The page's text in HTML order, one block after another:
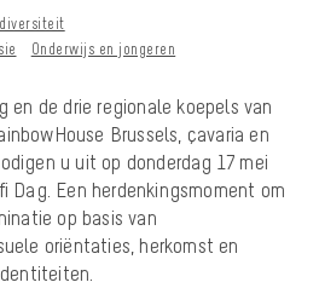
Onderwijs en jongeren
en de drie regionale koepels van
Brussels, çavaria en
u uit op donderdag 17 mei
Dag. Een herdenkingsmoment om
op basis van
oriëntaties, herkomst en